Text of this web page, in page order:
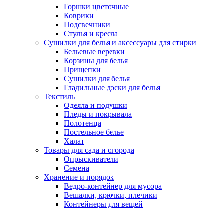
Горшки цветочные
Коврики
Подсвечники
Стулья и кресла
Сушилки для белья и аксессуары для стирки
Бельевые веревки
Корзины для белья
Прищепки
Сушилки для белья
Гладильные доски для белья
Текстиль
Одеяла и подушки
Пледы и покрывала
Полотенца
Постельное белье
Халат
Товары для сада и огорода
Опрыскиватели
Семена
Хранение и порядок
Ведро-контейнер для мусора
Вешалки, крючки, плечики
Контейнеры для вещей